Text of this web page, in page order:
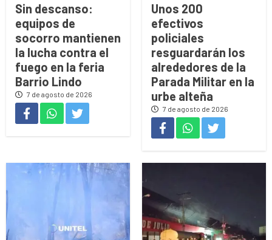
Sin descanso:
equipos de
socorro mantienen
la lucha contra el
fuego en la feria
Barrio Lindo
7 de agosto de 2026
Unos 200
efectivos
policiales
resguardarán los
alrededores de la
Parada Militar en la
urbe alteña
7 de agosto de 2026